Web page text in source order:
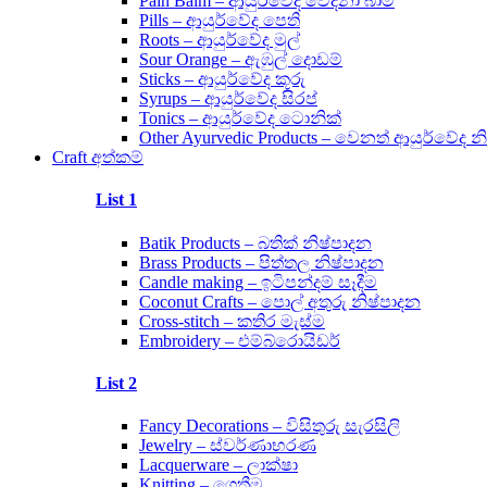
Pills – ආයුර්වේද පෙති
Roots – ආයුර්වේද මුල්
Sour Orange – ඇඹුල් දොඩම්
Sticks – ආයුර්වේද කූරු
Syrups – ආයුර්වේද සිරප්
Tonics – ආයුර්වේද ටොනික්
Other Ayurvedic Products – වෙනත් ආයුර්වේද
Craft අත්කම්
List 1
Batik Products – බතික් නිෂ්පාදන
Brass Products – පිත්තල නිෂ්පාදන
Candle making – ඉටිපන්දම් සෑදීම
Coconut Crafts – පොල් අතුරු නිෂ්පාදන
Cross-stitch – කතිර මැස්ම
Embroidery – එම්බ්රොයිඩර්
List 2
Fancy Decorations – විසිතුරු සැරසිලි
Jewelry – ස්වර්ණාභරණ
Lacquerware – ලාක්ෂා